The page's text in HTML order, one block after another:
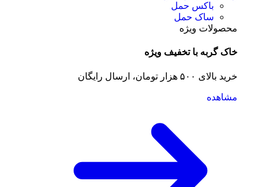
باکس حمل
ساک حمل
محصولات ویژه
خاک گربه با تخفیف ویژه
خرید بالای ۵۰۰ هزار تومان، ارسال رایگان
مشاهده